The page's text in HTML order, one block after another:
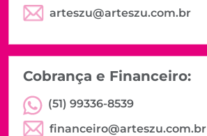
arteszu@arteszu.com.br
Cobrança e Financeiro:
(51) 99336-8539
financeiro@arteszu.com.br